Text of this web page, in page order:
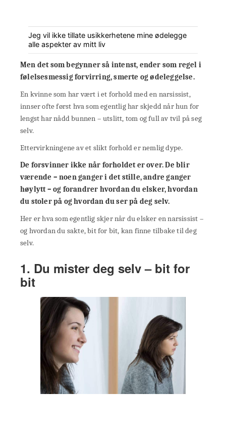
Jeg vil ikke tillate usikkerhetene mine ødelegge
alle aspekter av mitt liv
Men det som begynner så intenst, ender som regel i
følelsesmessig forvirring, smerte og ødeleggelse.
En kvinne som har vært i et forhold med en narsissist,
innser ofte først hva som egentlig har skjedd når hun for
lengst har nådd bunnen – utslitt, tom og full av tvil på seg
selv.
Ettervirkningene av et slikt forhold er nemlig dype.
De forsvinner ikke når forholdet er over. De blir
værende – noen ganger i det stille, andre ganger
høylytt – og forandrer hvordan du elsker, hvordan
du stoler på og hvordan du ser på deg selv.
Her er hva som egentlig skjer når du elsker en narsissist –
og hvordan du sakte, bit for bit, kan finne tilbake til deg
selv.
1. Du mister deg selv – bit for
bit